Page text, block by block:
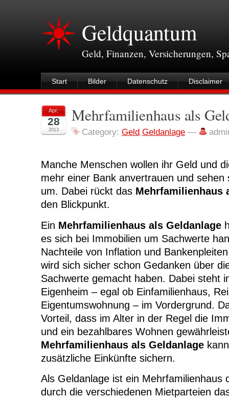
Geldquantum
Geld, Finanzen, Versicherungen,
Start Bilder Datenschutz Disclaimer
Apr.
28
2013
Mehrfamilienhaus als
Category: Geld,Geldanlage —
Manche Menschen wollen ihr Geld und
mehr einer Bank anvertrauen und sehen
um. Dabei rückt das Mehrfamilienhaus
den Blickpunkt.
Ein Mehrfamilienhaus als Geldanlage
es sich bei Immobilien um Sachwerte
Nachteile von Inflation und
wird sich sicher schon Gedanken über
Sachwerte gemacht haben. Dabei steht
Eigenheim – egal ob Einfamilienhaus,
Eigentumswohnung – im Vordergrund.
Vorteil, dass im Alter in der Regel die
und ein bezahlbares Wohnen
Mehrfamilienhaus als Geldanlage
zusätzliche Einkünfte sichern.
Als Geldanlage ist ein Mehrfamilienhaus
durch die verschiedenen Mietparteien